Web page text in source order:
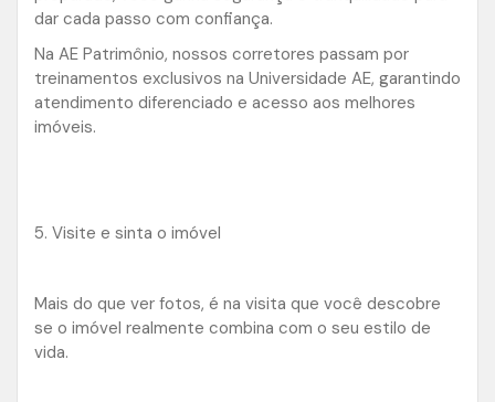
dar cada passo com confiança.
Na AE Patrimônio, nossos corretores passam por
treinamentos exclusivos na Universidade AE, garantindo
atendimento diferenciado e acesso aos melhores
imóveis.
5. Visite e sinta o imóvel
Mais do que ver fotos, é na visita que você descobre
se o imóvel realmente combina com o seu estilo de
vida.